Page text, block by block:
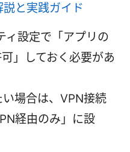
と実践ガイド
ィ設定で「アプリの
」しておく必要があ
場合は、VPN接続
経由のみ」に設